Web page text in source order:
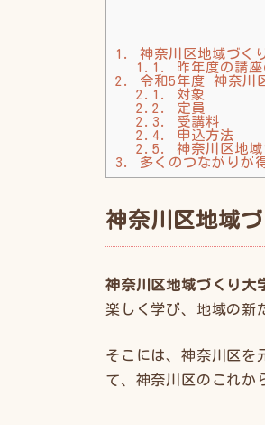
1.
神奈川区地域づく
1.1.
昨年度の講
2.
令和5年度 神奈川
2.1.
対象
2.2.
定員
2.3.
受講料
2.4.
申込方法
2.5.
神奈川区地
3.
多くのつながりが
神奈川区地域
神奈川区地域づくり大
楽しく学び、地域の新
そこには、神奈川区を
て、神奈川区のこれか